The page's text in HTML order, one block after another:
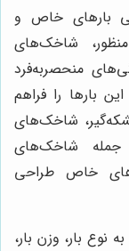
بارهای خاص و
شاخک‌های
منحصربه‌فرد
بارها را فراهم
شاخک‌های
جمله شاخک‌های
خاص طراحی
بار، وزن بار،